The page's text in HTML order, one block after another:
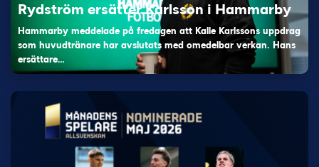
Rydström ersätter Karlsson i Hammarby
Hammarby meddelade på fredagen att Kalle Karlssons uppdrag
som huvudtränare har avslutats med omedelbar verkan. Hans
ersättare…